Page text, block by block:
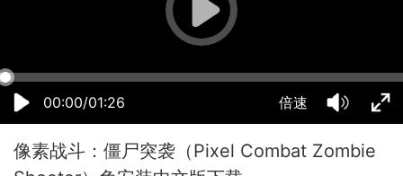
00:00/01:26 倍速
像素战斗：僵尸突袭（Pixel Combat Zombie